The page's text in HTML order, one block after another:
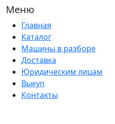
Меню
Главная
Каталог
Машины в разборе
Доставка
Юридическим лицам
Выкуп
Контакты